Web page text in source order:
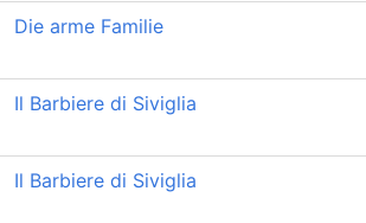
Die arme Familie
Il Barbiere di Siviglia
Il Barbiere di Siviglia